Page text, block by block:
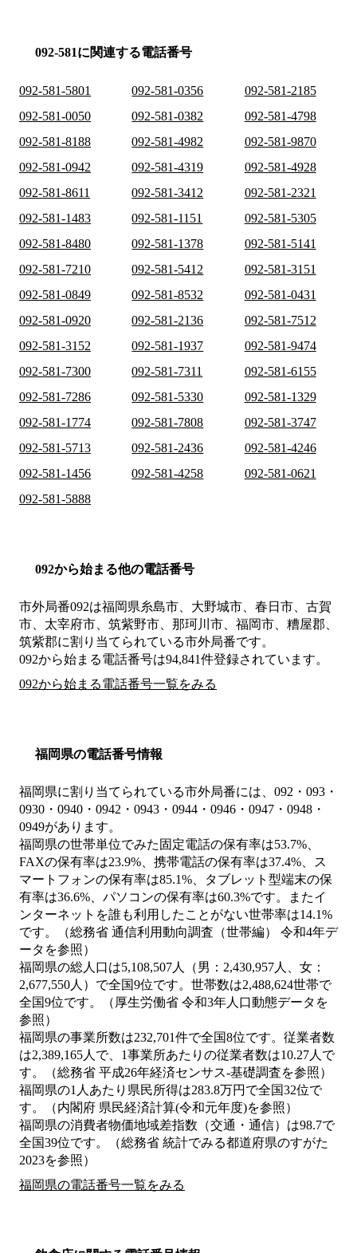
092-581に関連する電話番号
092-581-5801 092-581-0356
092-581-2185
092-581-0050
092-581-0382
092-581-4798
092-581-8188
092-581-4982
092-581-9870
092-581-0942
092-581-4319
092-581-4928
092-581-8611
092-581-3412
092-581-2321
092-581-1483
092-581-1151
092-581-5305
092-581-8480
092-581-1378
092-581-5141
092-581-7210
092-581-5412
092-581-3151
092-581-0849
092-581-8532
092-581-0431
092-581-0920
092-581-2136
092-581-7512
092-581-3152
092-581-1937
092-581-9474
092-581-7300
092-581-7311
092-581-6155
092-581-7286
092-581-5330
092-581-1329
092-581-1774
092-581-7808
092-581-3747
092-581-5713
092-581-2436
092-581-4246
092-581-1456
092-581-4258
092-581-0621
092-581-5888
092から始まる他の電話番号
市外局番092は福岡県糸島市、大野城市、春日市、古賀
市、太宰府市、筑紫野市、那珂川市、福岡市、糟屋郡、
筑紫郡に割り当てられている市外局番です。
092から始まる電話番号は94,841件登録されています。
092から始まる電話番号一覧をみる
福岡県の電話番号情報
福岡県に割り当てられている市外局番には、092・093・
0930・0940・0942・0943・0944・0946・0947・0948・
0949があります。
福岡県の世帯単位でみた固定電話の保有率は53.7%、
FAXの保有率は23.9%、携帯電話の保有率は37.4%、ス
マートフォンの保有率は85.1%、タブレット型端末の保
有率は36.6%、パソコンの保有率は60.3%です。またイ
ンターネットを誰も利用したことがない世帯率は14.1%
です。（総務省 通信利用動向調査（世帯編） 令和4年デ
ータを参照）
福岡県の総人口は5,108,507人（男：2,430,957人、女：
2,677,550人）で全国9位です。世帯数は2,488,624世帯で
全国9位です。（厚生労働省 令和3年人口動態データを
参照）
福岡県の事業所数は232,701件で全国8位です。従業者数
は2,389,165人で、1事業所あたりの従業者数は10.27人で
す。（総務省 平成26年経済センサス‐基礎調査を参照）
福岡県の1人あたり県民所得は283.8万円で全国32位で
す。（内閣府 県民経済計算(令和元年度)を参照）
福岡県の消費者物価地域差指数（交通・通信）は98.7で
全国39位です。（総務省 統計でみる都道府県のすがた
2023を参照）
福岡県の電話番号一覧をみる